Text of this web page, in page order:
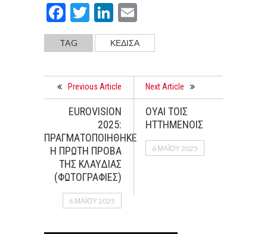
Facebook
TwitterLinkedIn
TAG ΚΕΔΙΣΑ
Previous Article
EUROVISION
2025:
ΠΡΑΓΜΑΤΟΠΟΙΗΘΗΚΕ
Η ΠΡΩΤΗ ΠΡΟΒΑ
ΤΗΣ ΚΛΑΥΔΙΑΣ
(ΦΩΤΟΓΡΑΦΙΕΣ)
6 ΜΑΪ́ΟΥ 2025
Next Article
ΟΥΑΙ ΤΟΙΣ
ΗΤΤΗΜΕΝΟΙΣ
6 ΜΑΪ́ΟΥ 2025